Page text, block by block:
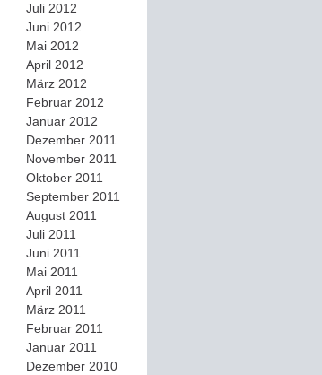
Juli 2012
Juni 2012
Mai 2012
April 2012
März 2012
Februar 2012
Januar 2012
Dezember 2011
November 2011
Oktober 2011
September 2011
August 2011
Juli 2011
Juni 2011
Mai 2011
April 2011
März 2011
Februar 2011
Januar 2011
Dezember 2010